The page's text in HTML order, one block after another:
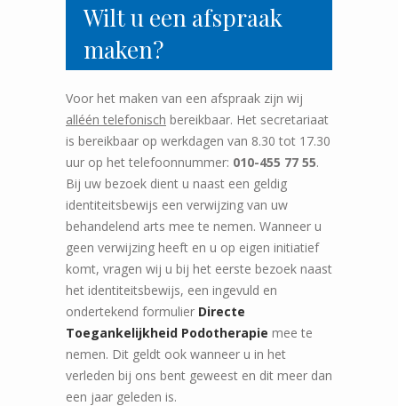
Wilt u een afspraak
maken?
Voor het maken van een afspraak zijn wij
alléén telefonisch bereikbaar. Het secretariaat
is bereikbaar op werkdagen van 8.30 tot 17.30
uur op het telefoonnummer: 010-455 77 55.
Bij uw bezoek dient u naast een geldig
identiteitsbewijs een verwijzing van uw
behandelend arts mee te nemen. Wanneer u
geen verwijzing heeft en u op eigen initiatief
komt, vragen wij u bij het eerste bezoek naast
het identiteitsbewijs, een ingevuld en
ondertekend formulier Directe
Toegankelijkheid Podotherapie mee te
nemen. Dit geldt ook wanneer u in het
verleden bij ons bent geweest en dit meer dan
een jaar geleden is.